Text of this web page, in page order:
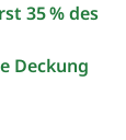
35 % des
Deckung